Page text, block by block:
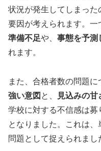
状況が発生してしまっ
要因が考えられます。一
準備不足や、 事態を予測
れます。
また、合格者数の問題
強い意図 と、 見込みの甘
学校に対する不信感は
となりました。これは
問題として捉えられまし